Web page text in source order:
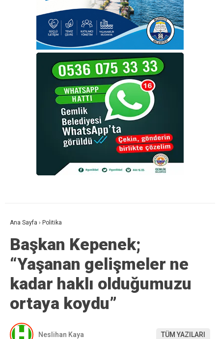
Ana Sayfa › Politika
Başkan Kepenek;
“Yaşanan gelişmeler ne
kadar haklı olduğumuzu
ortaya koydu”
Neslihan Kaya TÜM YAZILARI